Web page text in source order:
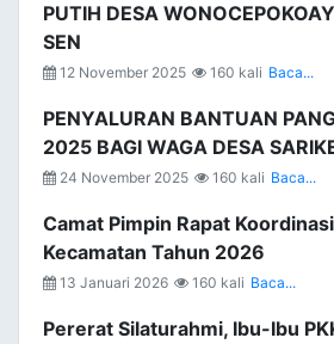
PUTIH DESA
SEN
12 November 2025 160 kali Baca...
PENYALURAN BANTUAN
2025 BAGI WAGA DESA
24 November 2025 160 kali Baca...
Camat Pimpin Rapat
Kecamatan Tahun 2026
13 Januari 2026 160 kali Baca...
Pererat Silaturahmi, Ibu-Ibu